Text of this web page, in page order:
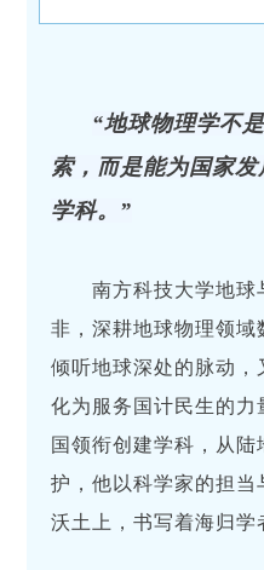
“地球物理学不
索，而是能为国家
学科。”
南方科技大学地球
非，深耕地球物理领
倾听地球深处的脉动
化为服务国计民生的力
国领衔创建学科，从
护，他以科学家的担
沃土上，书写着海归学